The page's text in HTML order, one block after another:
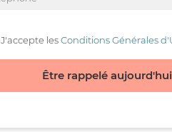
J'accepte lesConditions Générales
Être rappelé aujourd'hui